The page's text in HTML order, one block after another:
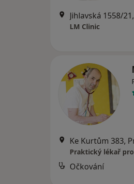
Jihlavská 1558/
LM Clinic
Ke Kurtům 383,
Praktický lékař
Očkování